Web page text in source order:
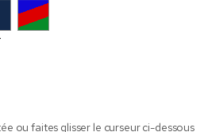
ou faites glisser le curseur ci-dessous